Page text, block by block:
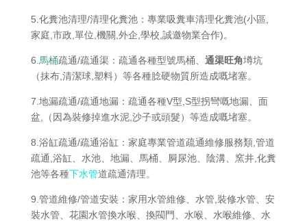
5.化糞池清理/清理化糞池：專業吸糞車清理化糞池(小區,
家庭,市政,單位,機關,外企,學校,誠邀物業合作)。
6. 馬桶疏通/疏通渠：疏通各種型號馬桶、 通渠旺角墫坑
（抹布,清潔球,塑料）等各種腍硬物質所造成嘅堵塞。
7.地漏疏通/疏通地漏：疏通各種V型,S型拐彎嘅地漏、面
盆,（因為裝修掉進水泥,沙子或頭髮）等造成嘅堵塞。
8.浴缸疏通/疏通浴缸：家庭專業管道疏通維修服務類,管道
疏通,浴缸、水池、地漏、馬桶、屙尿池、陰溝、窯井,化糞
池等各種下水管道疏通清理。
9.管道維修/管道安裝：家用水管維修、水管,裝修水管、安
裝水管、花園水管換水喉、換閥門、水喉、水喉維修、水